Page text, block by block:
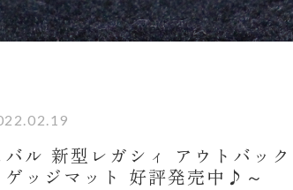
バル 新型レガシィ アウトバッ
ゲッジマット 好評発売中♪～